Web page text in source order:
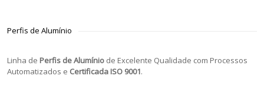
Perfis de Alumínio
Linha de Perfis de Alumínio de Excelente Qualidade com Processos
Automatizados e Certificada ISO 9001.